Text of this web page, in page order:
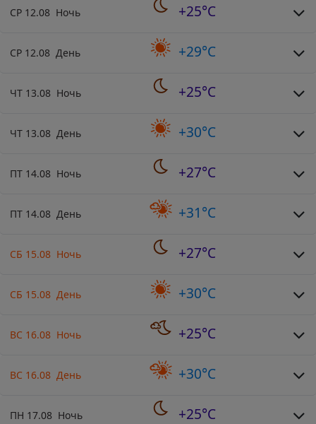
СР 12.08 Ночь +25°C
СР 12.08 День +29°C
ЧТ 13.08 Ночь +25°C
ЧТ 13.08 День +30°C
ПТ 14.08 Ночь +27°C
ПТ 14.08 День +31°C
СБ 15.08 Ночь +27°C
СБ 15.08 День +30°C
ВС 16.08 Ночь +25°C
ВС 16.08 День +30°C
ПН 17.08 Ночь +25°C